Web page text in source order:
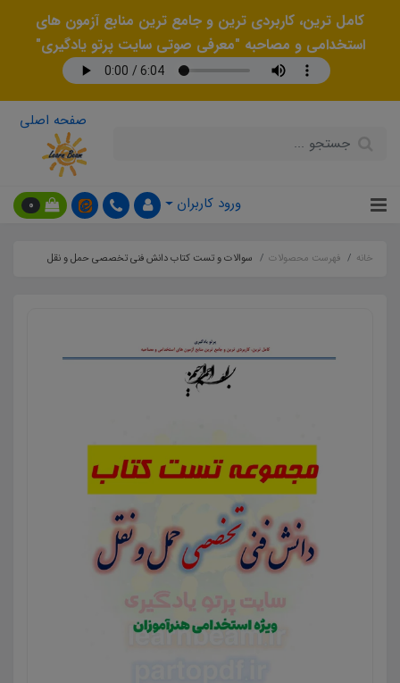
کامل ترین، کاربردی ترین و جامع ترین منابع آزمون های
استخدامی و مصاحبه "معرفی صوتی سایت پرتو یادگیری"
صفحه اصلی
ورود کاربران 0
خانه فهرست محصولات سوالات و تست کتاب دانش فنی تخصصی حمل و نقل